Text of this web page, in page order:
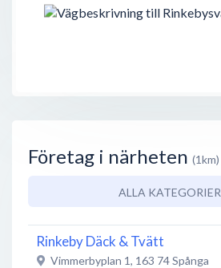
Företag i närheten (1km)
ALLA KATEGORIER
Rinkeby Däck & Tvätt
Vimmerbyplan 1, 163 74Spånga